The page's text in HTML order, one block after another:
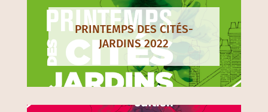
PRINTEMPS DES CITÉS-
JARDINS 2022